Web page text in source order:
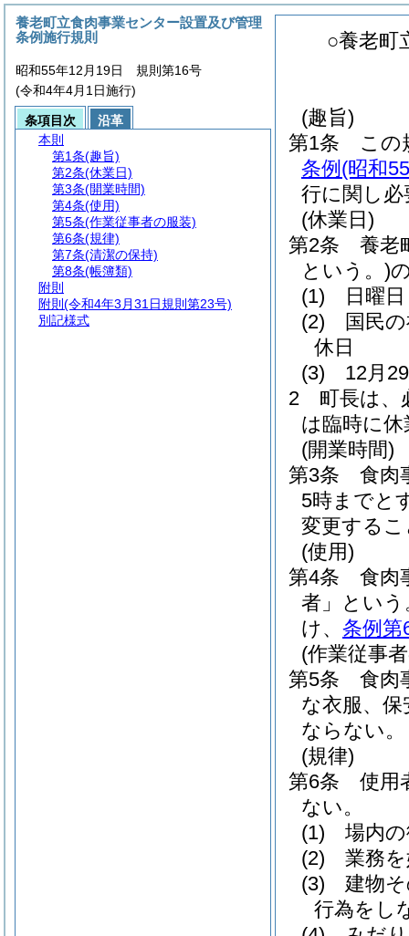
○養老町
(趣旨)
第1条
この
条例 (昭和
行に関し
(休業日)
第2条
養老
という。)
(1)
日曜日
(2)
国民
休日
(3)
12月
2
町長は、
は臨時に
(開業時間)
第3条
食肉
5時までと
変更する
(使用)
第4条
食肉
者」という
け、 条例第
(作業従事
第5条
食肉
な衣服、
ならない。
(規律)
第6条
使用
ない。
(1)
場内
(2)
業務
(3)
建物
行為をし
養老町立食肉事業センター設置及び管理
条例施行規則
昭和55年12月19日 規則第16号
(令和4年4月1日施行)
条項目次
沿革
本則
第1条(趣旨)
第2条(休業日)
第3条(開業時間)
第4条(使用)
第5条(作業従事者の服装)
第6条(規律)
第7条(清潔の保持)
第8条(帳簿類)
附則
附則 (令和4年3月31日規則第23号)
別記様式